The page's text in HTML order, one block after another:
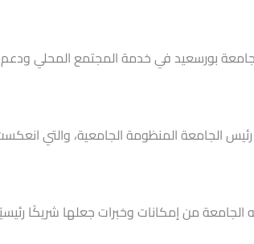
بورسعيد في خدمة المجتمع المحلي ودعم
رئيس الجامعة المنظومة الجامعية، والتي
من إمكانات وخبرات جعلها شريكًا